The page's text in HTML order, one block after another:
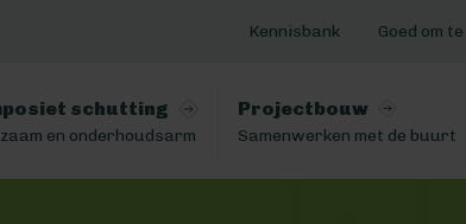
Kennisbank Goed om
schutting
en onderhoudsarm
Projectbouw
Samenwerken met de buurt